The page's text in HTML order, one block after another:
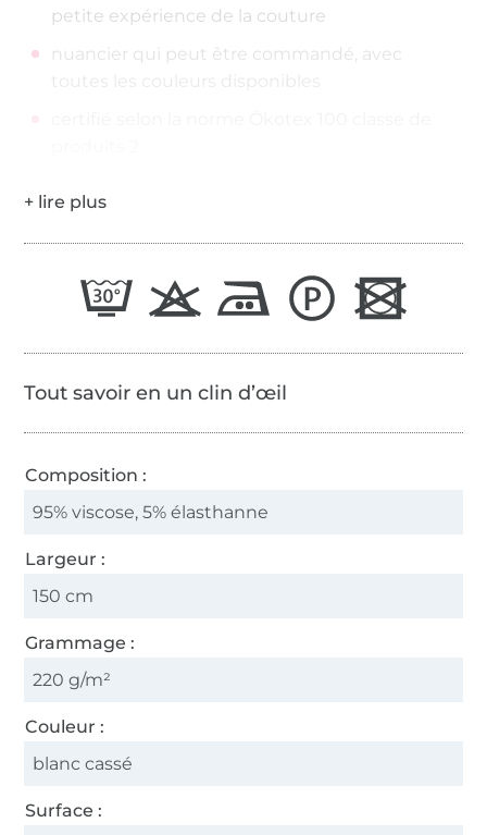
petite expérience de la couture
nuancier qui peut être commandé, avec
toutes les couleurs disponibles
Tout savoir en un clin d’œil
Composition :
95% viscose, 5% élasthanne
Largeur :
150 cm
Grammage :
220 g/m²
Couleur :
blanc cassé
Surface :